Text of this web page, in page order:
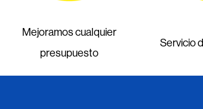
Mejoramos cualquier
presupuesto
Servicio